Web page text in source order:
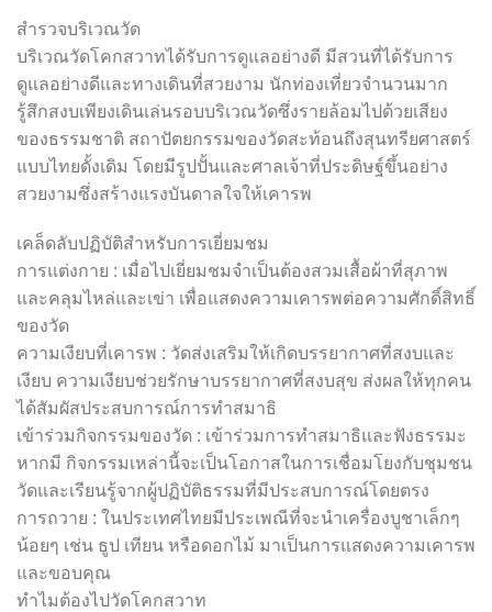
สำรวจบริเวณวัด
บริเวณวัดโคกสวาทได้รับการดูแลอย่างดี มีสวนที่ได้รับการ
ดูแลอย่างดีและทางเดินที่สวยงาม นักท่องเที่ยวจำนวนมาก
รู้สึกสงบเพียงเดินเล่นรอบบริเวณวัดซึ่งรายล้อมไปด้วยเสียง
ของธรรมชาติ สถาปัตยกรรมของวัดสะท้อนถึงสุนทรียศาสตร์
แบบไทยดั้งเดิม โดยมีรูปปั้นและศาลเจ้าที่ประดิษฐ์ขึ้นอย่าง
สวยงามซึ่งสร้างแรงบันดาลใจให้เคารพ
เคล็ดลับปฏิบัติสำหรับการเยี่ยมชม
การแต่งกาย : เมื่อไปเยี่ยมชมจำเป็นต้องสวมเสื้อผ้าที่สุภาพ
และคลุมไหล่และเข่า เพื่อแสดงความเคารพต่อความศักดิ์สิทธิ์
ของวัด
ความเงียบที่เคารพ : วัดส่งเสริมให้เกิดบรรยากาศที่สงบและ
เงียบ ความเงียบช่วยรักษาบรรยากาศที่สงบสุข ส่งผลให้ทุกคน
ได้สัมผัสประสบการณ์การทำสมาธิ
เข้าร่วมกิจกรรมของวัด : เข้าร่วมการทำสมาธิและฟังธรรมะ
หากมี กิจกรรมเหล่านี้จะเป็นโอกาสในการเชื่อมโยงกับชุมชน
วัดและเรียนรู้จากผู้ปฏิบัติธรรมที่มีประสบการณ์โดยตรง
การถวาย : ในประเทศไทยมีประเพณีที่จะนำเครื่องบูชาเล็กๆ
น้อยๆ เช่น ธูป เทียน หรือดอกไม้ มาเป็นการแสดงความเคารพ
และขอบคุณ
ทำไมต้องไปวัดโคกสวาท